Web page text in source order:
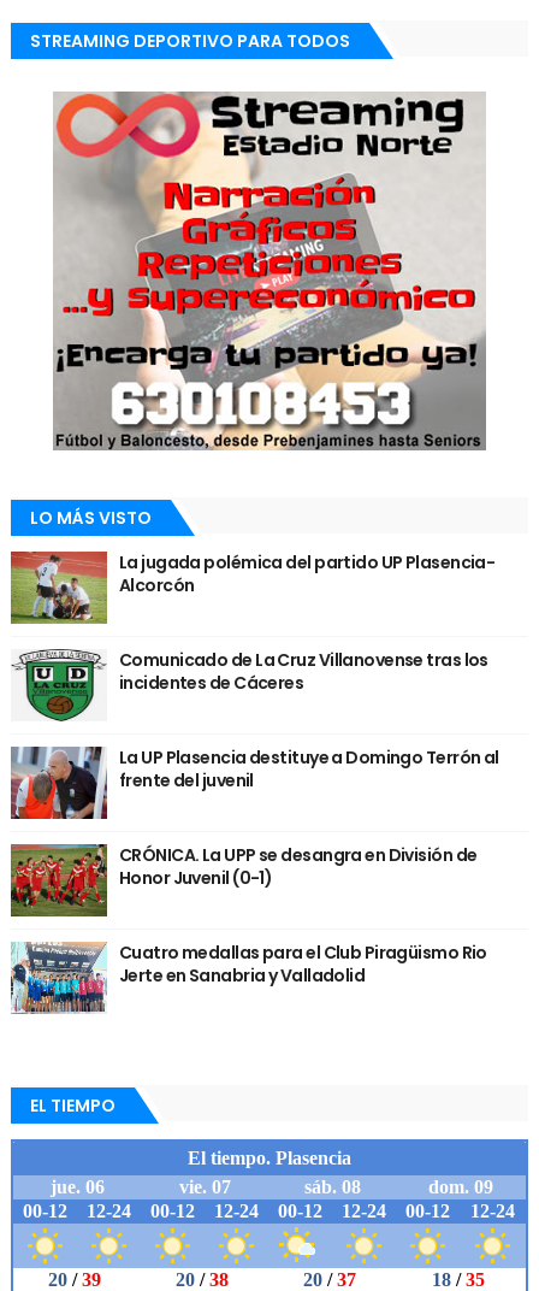
STREAMING DEPORTIVO PARA TODOS
LO MÁS VISTO
La jugada polémica del partido UP Plasencia-
Alcorcón
Comunicado de La Cruz Villanovense tras los
incidentes de Cáceres
La UP Plasencia destituye a Domingo Terrón al
frente del juvenil
CRÓNICA. La UPP se desangra en División de
Honor Juvenil (0-1)
Cuatro medallas para el Club Piragüismo Rio
Jerte en Sanabria y Valladolid
EL TIEMPO